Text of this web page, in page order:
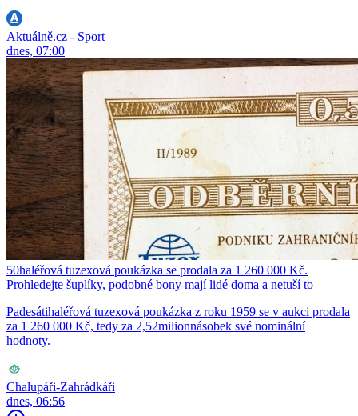
Aktuálně.cz - Sport
dnes, 07:00
50haléřová tuzexová poukázka se prodala za 1 260 000 Kč.
Prohledejte šuplíky, podobné bony mají lidé doma a netuší to
Padesátihaléřová tuzexová poukázka z roku 1959 se v aukci prodala
za 1 260 000 Kč, tedy za 2,52milionnásobek své nominální
hodnoty.
Chalupáři-Zahrádkáři
dnes, 06:56